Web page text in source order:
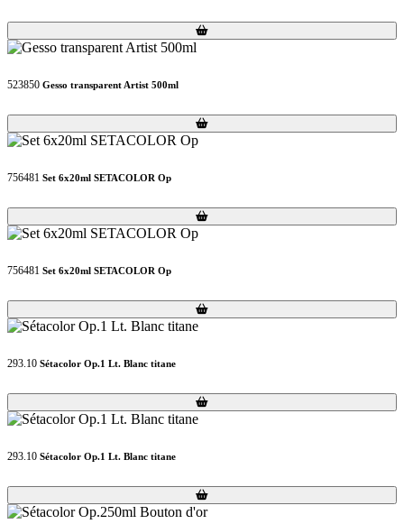
Loading...
Loading...
523850 Gesso transparent Artist 500ml
Loading...
Loading...
756481 Set 6x20ml SETACOLOR Op
Loading...
Loading...
756481 Set 6x20ml SETACOLOR Op
Loading...
Loading...
293.10 Sétacolor Op.1 Lt. Blanc titane
Loading...
Loading...
293.10 Sétacolor Op.1 Lt. Blanc titane
Loading...
Loading...